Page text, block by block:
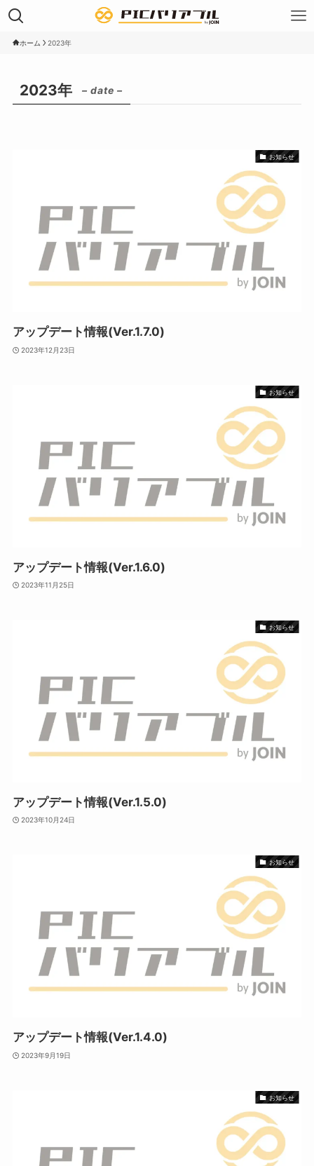
ホーム 2023年
2023年 – date –
お知らせ
アップデート情報(Ver.1.7.0)
2023年12月23日
お知らせ
アップデート情報(Ver.1.6.0)
2023年11月25日
お知らせ
アップデート情報(Ver.1.5.0)
2023年10月24日
お知らせ
アップデート情報(Ver.1.4.0)
2023年9月19日
お知らせ